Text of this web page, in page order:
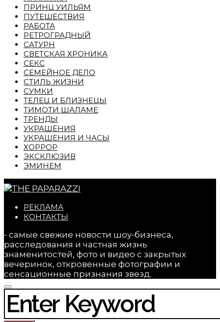
ПРИНЦ УИЛЬЯМ
ПУТЕШЕСТВИЯ
РАБОТА
РЕТРОГРАДНЫЙ
САТУРН
СВЕТСКАЯ ХРОНИКА
СЕКС
СЕМЕЙНОЕ ДЕЛО
СТИЛЬ ЖИЗНИ
СУМКИ
ТЕЛЕЦ И БЛИЗНЕЦЫ
ТИМОТИ ШАЛАМЕ
ТРЕНДЫ
УКРАШЕНИЯ
УКРАШЕНИЯ И ЧАСЫ
ХОРРОР
ЭКСКЛЮЗИВ
ЭМИНЕМ
РЕКЛАМА
КОНТАКТЫ
- самые свежие новости шоу-бизнеса,
расследования и частная жизнь
знаменитостей, фото и видео с закрытых
вечеринок, откровенные фотографии и
сенсационные признания звезд.
SEARCH FOR: